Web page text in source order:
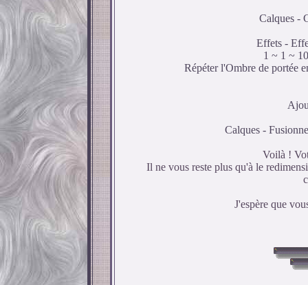
Calques -
Effets -
1 ~ 1 ~
Répéter l'Ombre de portée
Calques -
Voilà !
Il ne vous reste plus qu'à le
J'espère que